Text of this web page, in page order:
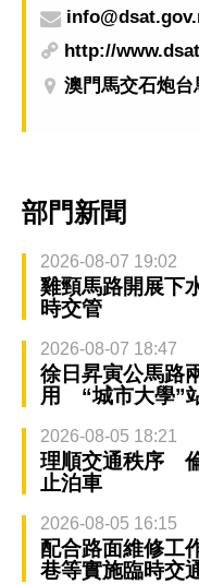
http://
澳門馬交石炮
部門新聞
2026-08-07 19:02
雞頸馬路開展下
時交管
2026-08-07 18:47
徐日昇寅公馬路
用 “城市大學”
2026-08-05 18:21
理順交通秩序
止泊車
2026-08-05 16:15
配合路面維修工
巷等實施臨時交